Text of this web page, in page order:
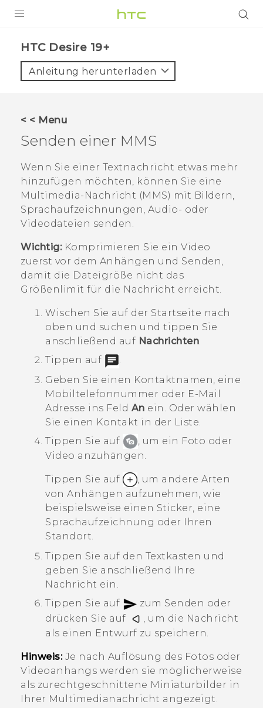
VIVE
UNTERSTÜTZUNG
HTC-Geräte und Zubehör
Anmelden
‎HTC Desire 19+‎‎
Anleitung herunterladen
< < Menu
Senden einer MMS
Wenn Sie einer Textnachricht etwas mehr
hinzufügen möchten, können Sie eine
Multimedia-Nachricht (MMS) mit Bildern,
Sprachaufzeichnungen, Audio- oder
Videodateien senden.
Wichtig:Komprimieren Sie ein Video
zuerst vor dem Anhängen und Senden,
damit die Dateigröße nicht das
Größenlimit für die Nachricht erreicht.
Wischen Sie auf der Startseite nach
oben und suchen und tippen Sie
anschließend auf Nachrichten.
Tippen auf
.
Geben Sie einen Kontaktnamen, eine
Mobiltelefonnummer oder E-Mail
Adresse ins Feld An ein. Oder wählen
Sie einen Kontakt in der Liste.
Tippen Sie auf
, um ein Foto oder
Video anzuhängen.
Tippen Sie auf
, um andere Arten
von Anhängen aufzunehmen, wie
beispielsweise einen Sticker, eine
Sprachaufzeichnung oder Ihren
Standort.
Tippen Sie auf den Textkasten und
geben Sie anschließend Ihre
Nachricht ein.
Tippen Sie auf
zum Senden oder
drücken Sie auf
, um die Nachricht
als einen Entwurf zu speichern.
Hinweis:Je nach Auflösung des Fotos oder
Videoanhangs werden sie möglicherweise
als zurechtgeschnittene Miniaturbilder in
Ihrer Multimedianachricht angezeigt.